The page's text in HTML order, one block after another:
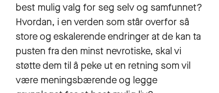
best mulig valg for seg selv og samfunnet?
Hvordan, i en verden som står overfor så
store og eskalerende endringer at de kan ta
pusten fra den minst nevrotiske, skal vi
støtte dem til å peke ut en retning som vil
være meningsbærende og legge